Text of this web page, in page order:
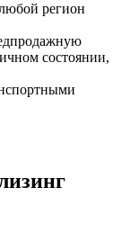
регион
состоянии,